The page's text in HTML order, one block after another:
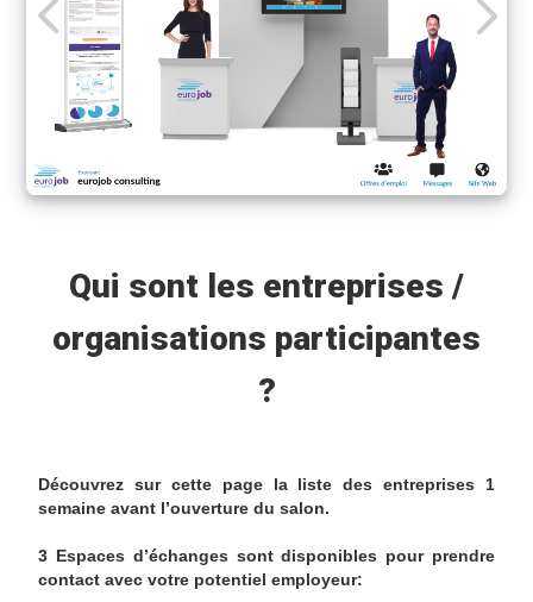
Qui sont les entreprises /
organisations participantes
?
Découvrez sur cette page la liste des entreprises 1
semaine avant l’ouverture du salon.
3 Espaces d’échanges sont disponibles pour prendre
contact avec votre potentiel employeur: